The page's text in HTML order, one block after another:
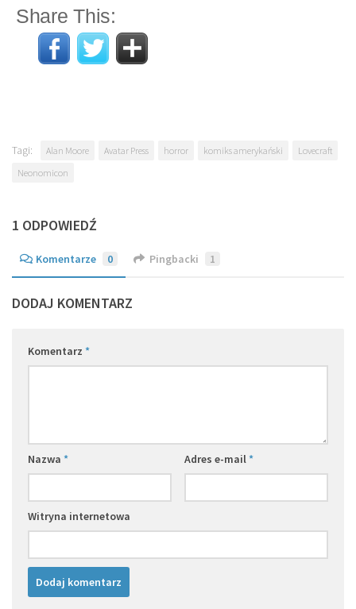
Share This:
Tagi: Alan Moore Avatar Press horror komiks amerykański
Lovecraft
Neonomicon
1 ODPOWIEDŹ
Komentarze 0 Pingbacki 1
DODAJ KOMENTARZ
Komentarz *
Nazwa * Adres e-mail*
Witryna internetowa